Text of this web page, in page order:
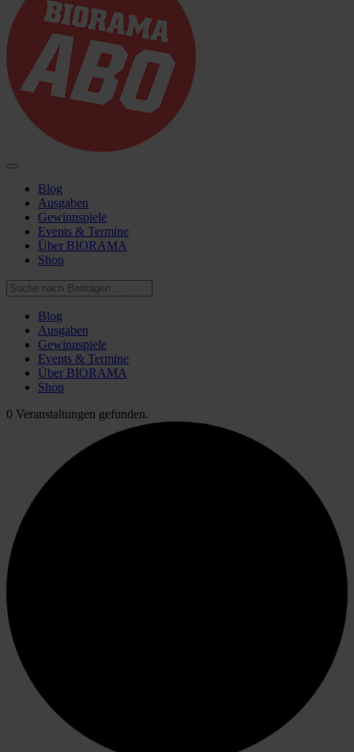
Blog
Ausgaben
Gewinnspiele
Events & Termine
Über BIORAMA
Shop
Blog
Ausgaben
Gewinnspiele
Events & Termine
Über BIORAMA
Shop
0 Veranstaltungen gefunden.